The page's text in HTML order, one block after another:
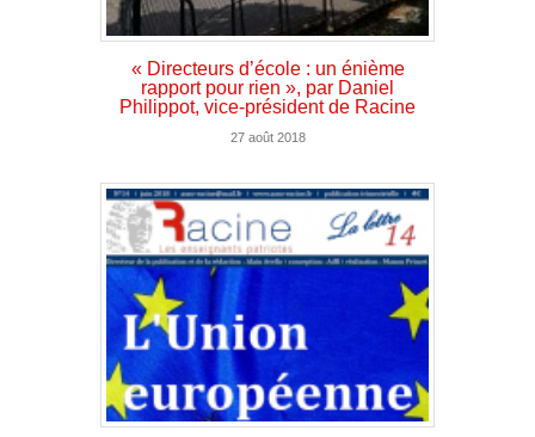
« Directeurs d’école : un énième
rapport pour rien », par Daniel
Philippot, vice-président de Racine
27 août 2018